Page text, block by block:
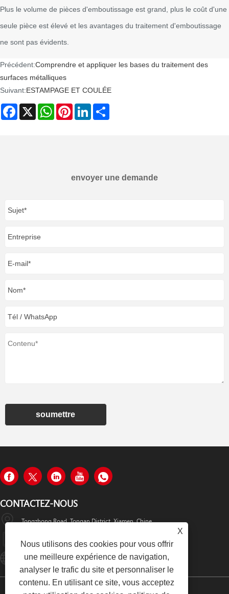
Plus le volume de pièces d'emboutissage est grand, plus le coût d'une
seule pièce est élevé et les avantages du traitement d'emboutissage
ne sont pas évidents.
Précédent:Comprendre et appliquer les bases du traitement des
surfaces métalliques
Suivant:ESTAMPAGE ET COULÉE
Facebook
X WhatsAppPinterestLinkedIn
envoyer une demande
soumettre
CONTACTEZ-NOUS
Tongzhong Road, Tongan District, Xiamen, Chine
+86-19979320050
Sales08@xmhongyu.com.cn
X
Nous utilisons des cookies pour vous offrir
une meilleure expérience de navigation,
analyser le trafic du site et personnaliser le
contenu. En utilisant ce site, vous acceptez